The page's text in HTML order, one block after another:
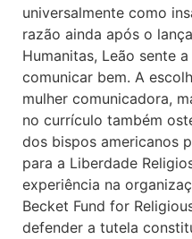
universalmente como
razão ainda após o
Humanitas, Leão sente
comunicar bem. A
mulher comunicadora,
no currículo também
dos bispos americanos
para a Liberdade
experiência na
Becket Fund for
defender a tutela